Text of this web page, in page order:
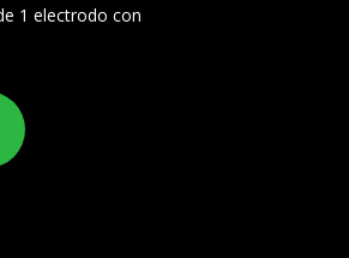
1 electrodo con